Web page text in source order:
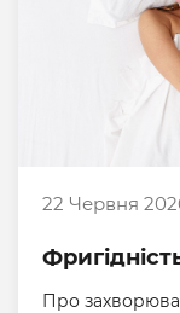
22 Червня
Про